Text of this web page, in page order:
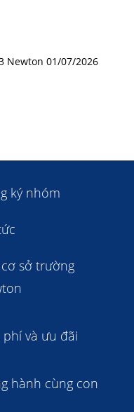
Newton 01/07/2026
ký nhóm
cơ sở trường
phí và ưu đãi
hành cùng con